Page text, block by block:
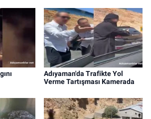
Adıyaman'da Trafikte Yol
Verme Tartışması Kamerada